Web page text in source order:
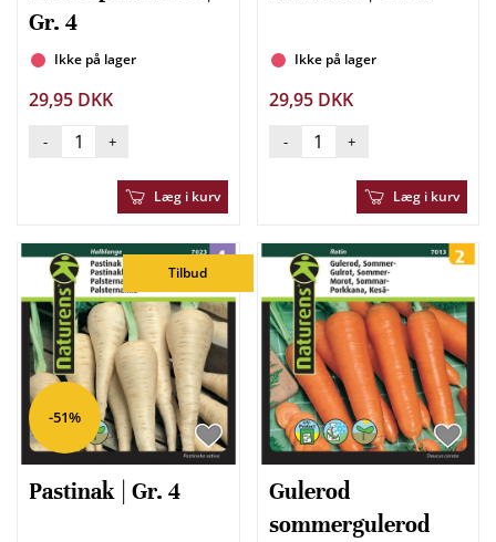
Gr. 4
Ikke på lager
29,95 DKK
- +
Læg i kurv
Ikke på lager
29,95 DKK
- +
Læg i kurv
-51%
Pastinak | Gr. 4
Tilbud
Gulerod
sommergulerod